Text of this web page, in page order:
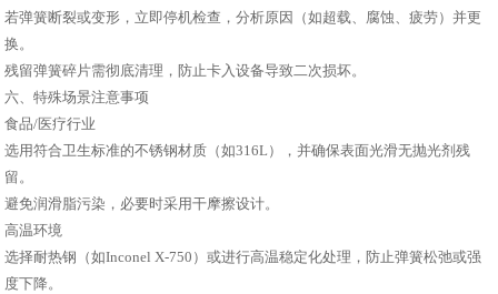
若弹簧断裂或变形，立即停机检查，分析原因（如超载、腐蚀、疲劳）并更
换。
残留弹簧碎片需彻底清理，防止卡入设备导致二次损坏。
六、特殊场景注意事项
食品/医疗行业
选用符合卫生标准的不锈钢材质（如316L），并确保表面光滑无抛光剂残
留。
避免润滑脂污染，必要时采用干摩擦设计。
高温环境
选择耐热钢（如Inconel X-750）或进行高温稳定化处理，防止弹簧松弛或强
度下降。